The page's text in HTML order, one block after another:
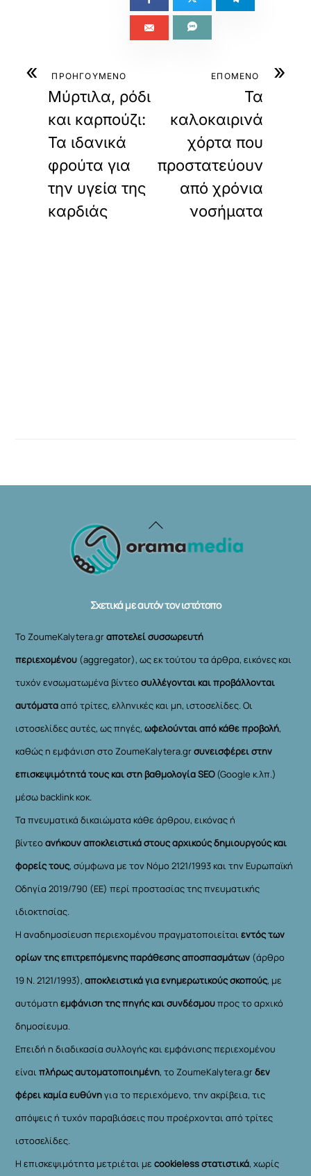
« ΠΡΟΗΓΟΥΜΕΝΟ
Μύρτιλα, ρόδι
και καρπούζι:
Τα ιδανικά
φρούτα για
την υγεία της
καρδιάς
»
ΕΠΟΜΕΝΟ
Τα
καλοκαιρινά
χόρτα που
προστατεύουν
από χρόνια
νοσήματα
Back
To
Σχετικά με αυτόν τον ιστότοπο
Το ZoumeKalytera.grαποτελεί συσσωρευτή
περιεχομένου (aggregator), ως εκ τούτου τα άρθρα, εικόνες και
τυχόν ενσωματωμένα βίντεοσυλλέγονται και προβάλλονται
αυτόματααπό τρίτες, ελληνικές και μη, ιστοσελίδες. Οι
ιστοσελίδες αυτές, ως πηγές,ωφελούνται από κάθε προβολή,
καθώς η εμφάνιση στο ZoumeKalytera.grσυνεισφέρει στην
επισκεψιμότητά τους και στη βαθμολογία SEO(Google κ.λπ.)
μέσω backlink κοκ.
Τα πνευματικά δικαιώματα κάθε άρθρου, εικόνας ή
βίντεοανήκουν αποκλειστικά στους αρχικούς δημιουργούς και
φορείς τους, σύμφωνα με τον Νόμο 2121/1993 και την Ευρωπαϊκή
Οδηγία 2019/790 (ΕΕ) περί προστασίας της πνευματικής
ιδιοκτησίας.
Η αναδημοσίευση περιεχομένου πραγματοποιείταιεντός των
ορίων της επιτρεπόμενης παράθεσης αποσπασμάτων (άρθρο
19 Ν. 2121/1993), αποκλειστικά για ενημερωτικούς σκοπούς, με
αυτόματηεμφάνιση της πηγής και συνδέσμουπρος το αρχικό
δημοσίευμα.
Επειδή η διαδικασία συλλογής και εμφάνισης περιεχομένου
είναιπλήρως αυτοματοποιημένη, το ZoumeKalytera.grδεν
φέρει καμία ευθύνηγια το περιεχόμενο, την ακρίβεια, τις
απόψεις ή τυχόν παραβιάσεις που προέρχονται από τρίτες
ιστοσελίδες.
Η επισκεψιμότητα μετριέται μεcookieless στατιστικά, χωρίς